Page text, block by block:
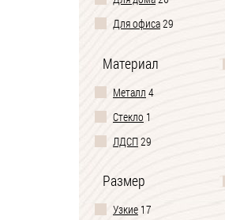
Без задней стенки
Для офиса29
Материал
Металл 4
Стекло 1
ЛДСП29
Размер
Узкие 17